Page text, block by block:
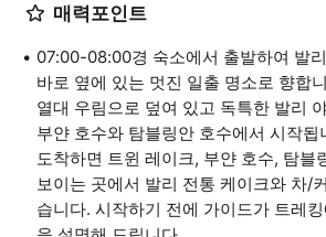
매력포인트
07:00-08:00경 숙소에서 출발하여 발
바로 옆에 있는 멋진 일출 명소로 향합
열대 우림으로 덮여 있고 독특한 발리
부얀 호수와 탐블링안 호수에서 시작됩
도착하면 트윈 레이크, 부얀 호수, 탐블
보이는 곳에서 발리 전통 케이크와 차/
습니다. 시작하기 전에 가이드가 트레